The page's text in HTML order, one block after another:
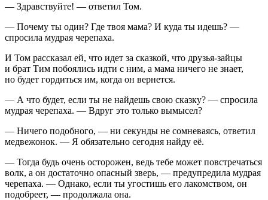
— Здравствуйте! — ответил Том.
— Почему ты один? Где твоя мама? И куда ты идешь? —
спросила мудрая черепаха.
И Том рассказал ей, что идет за сказкой, что друзья-зайцы
и брат Тим побоялись идти с ним, а мама ничего не знает,
но будет гордиться им, когда он вернется.
— А что будет, если ты не найдешь свою сказку? — спросила
мудрая черепаха. — Вдруг это только вымысел?
— Ничего подобного, — ни секунды не сомневаясь, ответил
медвежонок. — Я обязательно сегодня найду её.
— Тогда будь очень осторожен, ведь тебе может повстречаться
волк, а он достаточно опасный зверь, — предупредила мудрая
черепаха. — Однако, если ты угостишь его лакомством, он
подобреет, — продолжала она.